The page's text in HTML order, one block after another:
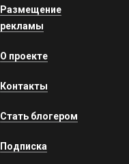
Размещение
рекламы
О проекте
Контакты
Стать блогером
Подписка